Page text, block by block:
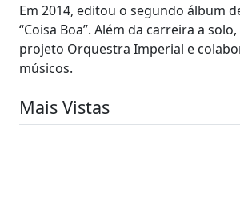
Em 2014, editou o segundo álbum
“Coisa Boa”. Além da carreira a
projeto Orquestra Imperial e
músicos.
Mais Vistas